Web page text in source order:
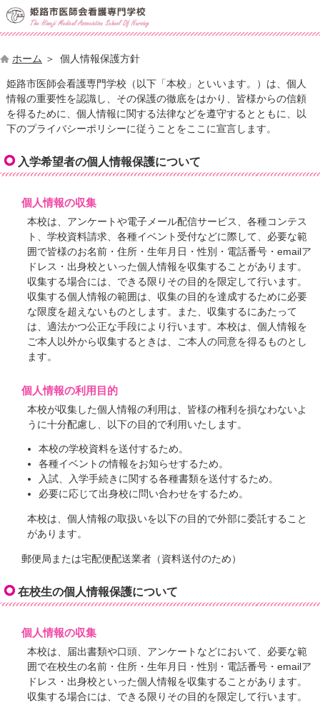
ホーム 個人情報保護方針
姫路市医師会看護専門学校（以下「本校」といいます。）は、個人
情報の重要性を認識し、その保護の徹底をはかり、皆様からの信頼
を得るために、個人情報に関する法律などを遵守するとともに、以
下のプライバシーポリシーに従うことをここに宣言します。
入学希望者の個人情報保護について
個人情報の収集
本校は、アンケートや電子メール配信サービス、各種コンテス
ト、学校資料請求、各種イベント受付などに際して、必要な範
囲で皆様のお名前・住所・生年月日・性別・電話番号・emailア
ドレス・出身校といった個人情報を収集することがあります。
収集する場合には、できる限りその目的を限定して行います。
収集する個人情報の範囲は、収集の目的を達成するために必要
な限度を超えないものとします。また、収集するにあたって
は、適法かつ公正な手段により行います。本校は、個人情報を
ご本人以外から収集するときは、ご本人の同意を得るものとし
ます。
個人情報の利用目的
本校が収集した個人情報の利用は、皆様の権利を損なわないよ
うに十分配慮し、以下の目的で利用いたします。
本校の学校資料を送付するため。
各種イベントの情報をお知らせするため。
入試、入学手続きに関する各種書類を送付するため。
必要に応じて出身校に問い合わせをするため。
本校は、個人情報の取扱いを以下の目的で外部に委託すること
があります。
郵便局または宅配便配送業者（資料送付のため）
在校生の個人情報保護について
個人情報の収集
本校は、届出書類や口頭、アンケートなどにおいて、必要な範
囲で在校生の名前・住所・生年月日・性別・電話番号・emailア
ドレス・出身校といった個人情報を収集することがあります。
収集する場合には、できる限りその目的を限定して行います。